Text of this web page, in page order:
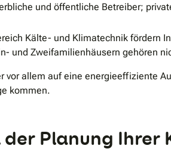
und öffentliche Betreiber;
Kälte- und Klimatechnik fördern
und Zweifamilienhäusern gehören
allem auf eine energieeffiziente
kommen.
Planung Ihrer